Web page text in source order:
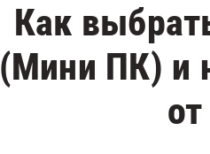
Как
(Мини ПК) и